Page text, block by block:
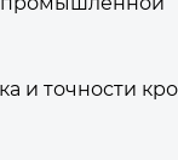
и точности